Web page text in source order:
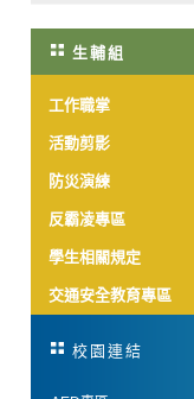
生輔組
工作職掌
活動剪影
防災演練
反霸凌專區
學生相關規定
交通安全教育專區
校園連結